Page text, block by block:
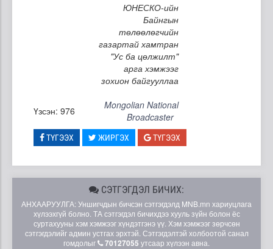
ЮНЕСКО-ийн
Байнгын
төлөөлөгчийн
газартай хамтран
"Ус ба цөлжилт"
арга хэмжээг
зохион байгууллаа
Үзсэн: 976
Mongolian National
Broadcaster
ТҮГЭЭХ ЖИРГЭХ ТҮГЭЭХ
СЭТГЭГДЭЛ БИЧИХ:
АНХААРУУЛГА: Уншигчдын бичсэн сэтгэгдэлд MNB.mn хариуцлага
хүлээхгүй болно. ТА сэтгэгдэл бичихдээ хууль зүйн болон ёс
суртахууны хэм хэмжээг хүндэтгэнэ үү. Хэм хэмжээг зөрчсөн
сэтгэгдэлийг админ устгах эрхтэй. Сэтгэгдэлтэй холбоотой санал
гомдолыг
70127055 утсаар хүлээн авна.